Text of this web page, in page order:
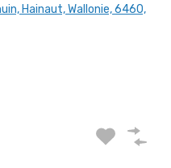
Hainaut, Wallonie, 6460,